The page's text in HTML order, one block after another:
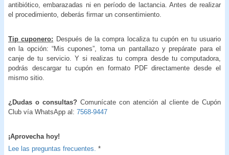
antibiótico, embarazadas ni en período de lactancia. Antes de realizar
el procedimiento, deberás firmar un consentimiento.
Tip cuponero: Después de la compra localiza tu cupón en tu usuario
en la opción: “Mis cupones”, toma un pantallazo y prepárate para el
canje de tu servicio. Y si realizas tu compra desde tu computadora,
podrás descargar tu cupón en formato PDF directamente desde el
mismo sitio.
¿Dudas o consultas? Comunícate con atención al cliente de Cupón
Club vía WhatsApp al: 7568-9447
¡Aprovecha hoy!
Lee las preguntas frecuentes. *